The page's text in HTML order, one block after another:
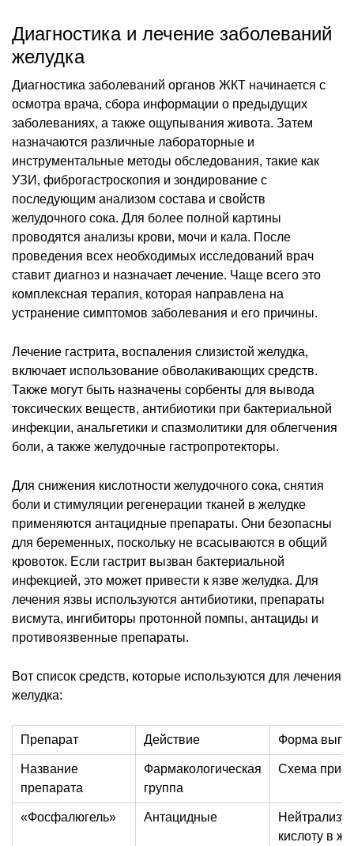
Диагностика и лечение заболеваний
желудка
Диагностика заболеваний органов ЖКТ начинается с
осмотра врача, сбора информации о предыдущих
заболеваниях, а также ощупывания живота. Затем
назначаются различные лабораторные и
инструментальные методы обследования, такие как
УЗИ, фиброгастроскопия и зондирование с
последующим анализом состава и свойств
желудочного сока. Для более полной картины
проводятся анализы крови, мочи и кала. После
проведения всех необходимых исследований врач
ставит диагноз и назначает лечение. Чаще всего это
комплексная терапия, которая направлена на
устранение симптомов заболевания и его причины.
Лечение гастрита, воспаления слизистой желудка,
включает использование обволакивающих средств.
Также могут быть назначены сорбенты для вывода
токсических веществ, антибиотики при бактериальной
инфекции, анальгетики и спазмолитики для облегчения
боли, а также желудочные гастропротекторы.
Для снижения кислотности желудочного сока, снятия
боли и стимуляции регенерации тканей в желудке
применяются антацидные препараты. Они безопасны
для беременных, поскольку не всасываются в общий
кровоток. Если гастрит вызван бактериальной
инфекцией, это может привести к язве желудка. Для
лечения язвы используются антибиотики, препараты
висмута, ингибиторы протонной помпы, антациды и
противоязвенные препараты.
Вот список средств, которые используются для лечения
желудка:
Препарат Действие Форма
Название
препарата
Фармакологическая
группа
Схема
«Фосфалюгель» Антацидные
кислоту в